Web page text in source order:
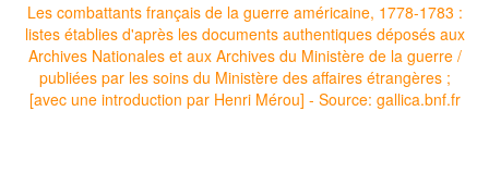
Les combattants français de la guerre américaine, 1778-1783 :
listes établies d'après les documents authentiques déposés aux
Archives Nationales et aux Archives du Ministère de la guerre /
publiées par les soins du Ministère des affaires étrangères ;
[avec une introduction par Henri Mérou] - Source: gallica.bnf.fr